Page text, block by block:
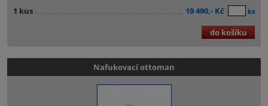
1 kus
19 490,- Kč ks
do košíku
Nafukovací ottoman